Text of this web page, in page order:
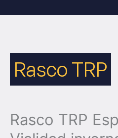
Rasco TRP
Rasco TRP